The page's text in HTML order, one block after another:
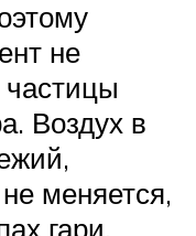
не
частицы
Воздух в
меняется,
гари,